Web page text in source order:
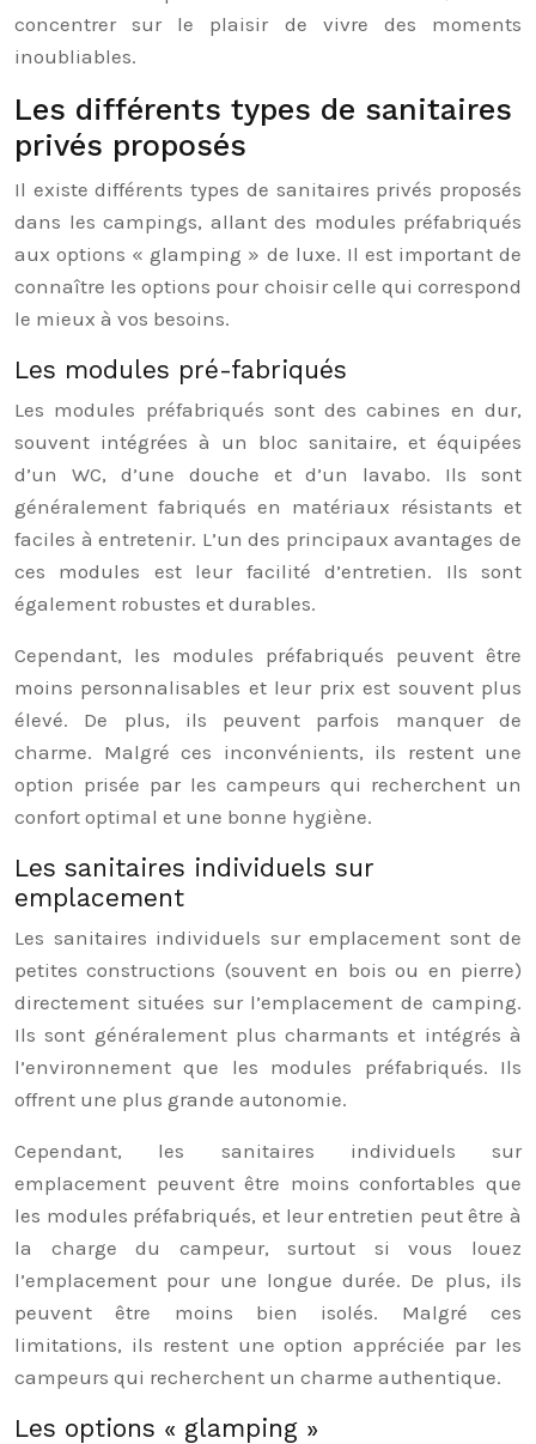
concentrer sur le plaisir de vivre des moments
inoubliables.
Les différents types de sanitaires
privés proposés
Il existe différents types de sanitaires privés proposés
dans les campings, allant des modules préfabriqués
aux options « glamping » de luxe. Il est important de
connaître les options pour choisir celle qui correspond
le mieux à vos besoins.
Les modules pré-fabriqués
Les modules préfabriqués sont des cabines en dur,
souvent intégrées à un bloc sanitaire, et équipées
d’un WC, d’une douche et d’un lavabo. Ils sont
généralement fabriqués en matériaux résistants et
faciles à entretenir. L’un des principaux avantages de
ces modules est leur facilité d’entretien. Ils sont
également robustes et durables.
Cependant, les modules préfabriqués peuvent être
moins personnalisables et leur prix est souvent plus
élevé. De plus, ils peuvent parfois manquer de
charme. Malgré ces inconvénients, ils restent une
option prisée par les campeurs qui recherchent un
confort optimal et une bonne hygiène.
Les sanitaires individuels sur
emplacement
Les sanitaires individuels sur emplacement sont de
petites constructions (souvent en bois ou en pierre)
directement situées sur l’emplacement de camping.
Ils sont généralement plus charmants et intégrés à
l’environnement que les modules préfabriqués. Ils
offrent une plus grande autonomie.
Cependant, les sanitaires individuels sur
emplacement peuvent être moins confortables que
les modules préfabriqués, et leur entretien peut être à
la charge du campeur, surtout si vous louez
l’emplacement pour une longue durée. De plus, ils
peuvent être moins bien isolés. Malgré ces
limitations, ils restent une option appréciée par les
campeurs qui recherchent un charme authentique.
Les options « glamping »